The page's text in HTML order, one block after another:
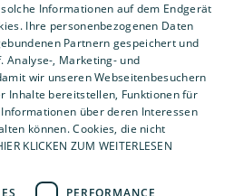
Informationen auf dem Endgerät
Ihre personenbezogenen Daten
Partnern gespeichert und
Analyse-, Marketing- und
wir unseren Webseitenbesuchern
Inhalte bereitstellen, Funktionen für
über deren Interessen
können. Cookies, die nicht
KLICKEN ZUM WEITERLESEN
PERFORMANCE